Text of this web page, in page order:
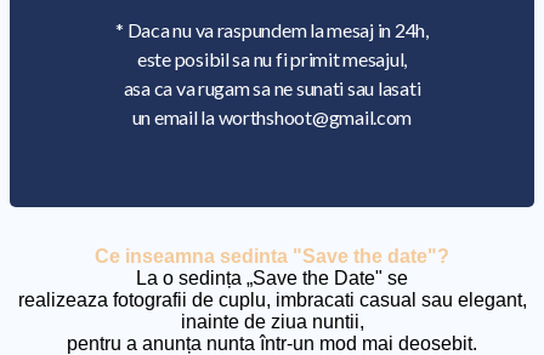
* Daca nu va raspundem la mesaj in 24h,
este posibil sa nu fi primit mesajul,
asa ca va rugam sa ne sunati sau lasati
un email la worthshoot@gmail.com
Ce inseamna sedinta "Save the date"?
La o sedința „Save the Date" se
realizeaza fotografii de cuplu, imbracati casual sau elegant,
inainte de ziua nuntii,
pentru a anunța nunta într-un mod mai deosebit.